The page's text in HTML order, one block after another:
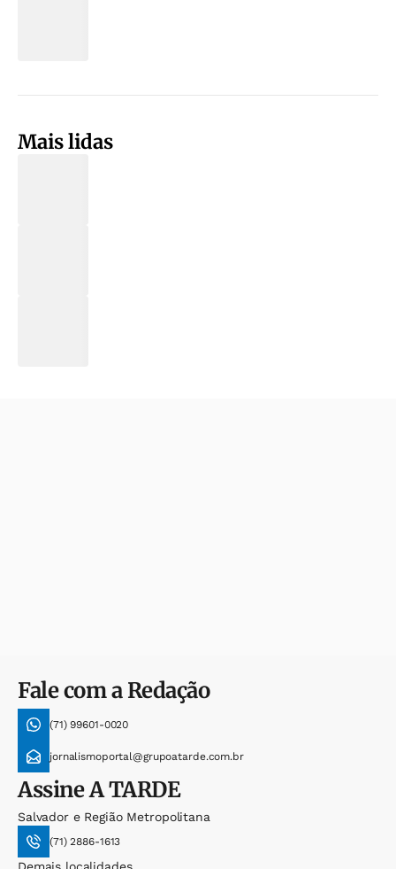
Mais lidas
Fale com a Redação
(71) 99601-0020
jornalismoportal@grupoatarde.com.br
AssineA TARDE
Salvador e Região Metropolitana
(71) 2886-1613